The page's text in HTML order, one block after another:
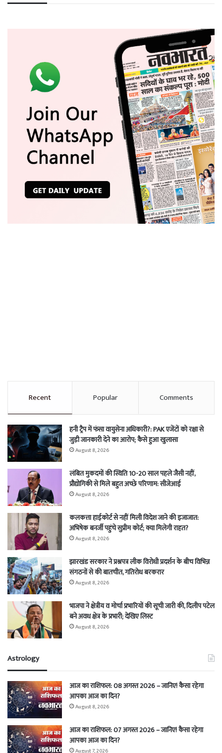
Recent Popular Comments
हनी ट्रैप में फंसा वायुसेना अधिकारी?: PAK एजेंटों को रक्षा से
जुड़ी जानकारी देने का आरोप; कैसे हुआ खुलासा
August 8, 2026
लंबित मुकदमों की स्थिति 10-20 साल पहले जैसी नहीं,
प्रौद्योगिकी से मिले बहुत अच्छे परिणाम: सीजेआई
August 8, 2026
कलकत्ता हाईकोर्ट से नहीं मिली विदेश जाने की इजाजात:
अभिषेक बनर्जी पहुंचे सुप्रीम कोर्ट; क्या मिलेगी राहत?
August 8, 2026
झारखंड सरकार ने प्रश्नपत्र लीक विरोधी प्रदर्शन के बीच विभिन्न
संगठनों से की बातचीत, गतिरोध बरकरार
August 8, 2026
भाजपा ने क्षेत्रीय व मोर्चा प्रभारियों की सूची जारी की, दिलीप पटेल
बने अवध क्षेत्र के प्रभारी; देखिए लिस्ट
August 8, 2026
Astrology
आज का राशिफल: 08 अगस्त 2026 – जानिए! कैसा रहेगा
आपका आज का दिन?
August 8, 2026
आज का राशिफल: 07 अगस्त 2026 – जानिए! कैसा रहेगा
आपका आज का दिन?
August 7, 2026